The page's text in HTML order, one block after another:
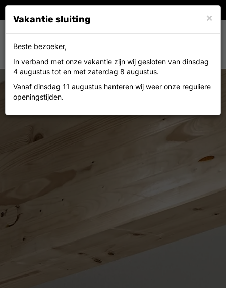
Toggle
navigation
MENU
×
Vakantie sluiting
Beste bezoeker,
In verband met onze vakantie zijn wij gesloten van dinsdag
4 augustus tot en met zaterdag 8 augustus.
Vanaf dinsdag 11 augustus hanteren wij weer onze reguliere
openingstijden.